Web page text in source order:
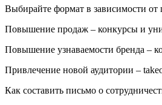
Выбирайте формат в зависимости от
Повышение продаж – конкурсы и
Повышение узнаваемости бренда –
Привлечение новой аудитории –
Как составить письмо о